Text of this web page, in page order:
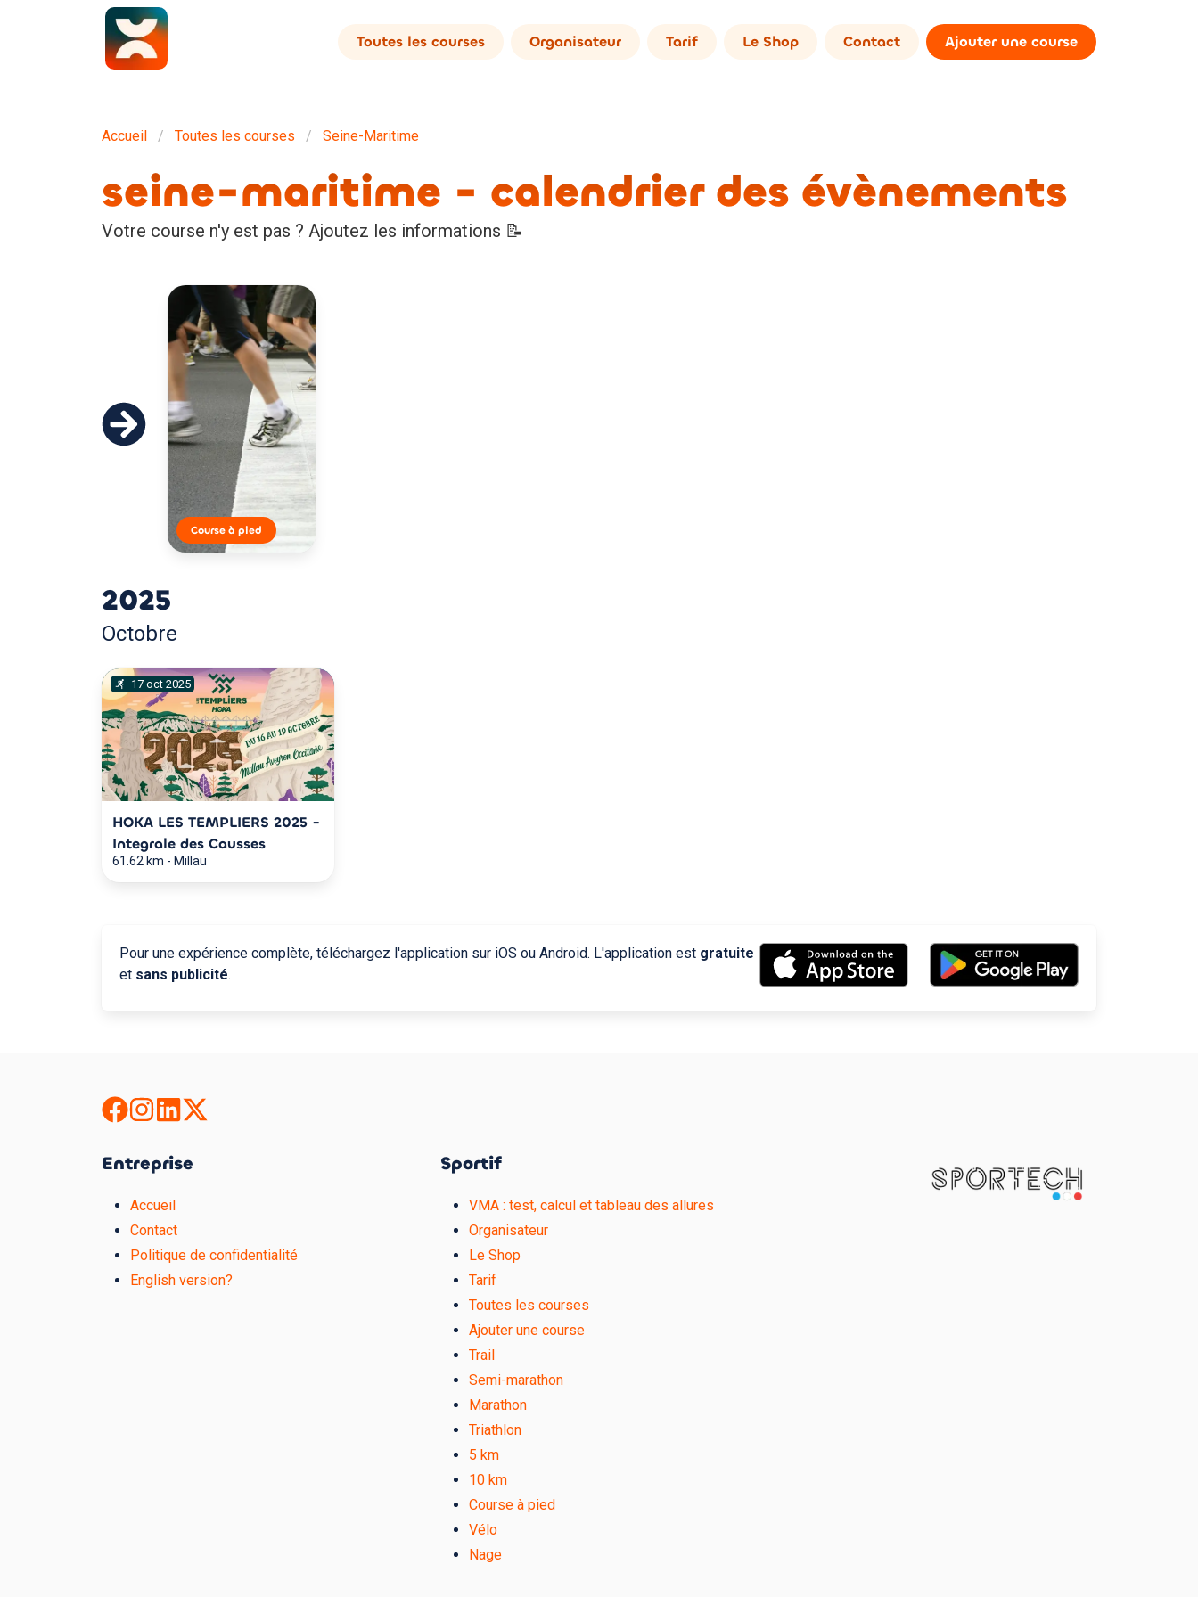
Toutes les courses Organisateur Tarif Le Shop Contact Ajouter une course
Accueil Toutes les courses Seine-Maritime
seine-maritime - calendrier des évènements
Votre course n'y est pas ? Ajoutez les informations 📝
Course à pied
2025
Octobre
· 17 oct 2025
HOKA LES TEMPLIERS 2025 -
Integrale des Causses
61.62 km - Millau
Pour une expérience complète, téléchargez l'application sur iOS ou Android. L'application est gratuite
et sans publicité.
Entreprise
Accueil
Contact
Politique de confidentialité
English version?
Sportif
VMA : test, calcul et tableau des allures
Organisateur
Le Shop
Tarif
Toutes les courses
Ajouter une course
Trail
Semi-marathon
Marathon
Triathlon
5 km
10 km
Course à pied
Vélo
Nage